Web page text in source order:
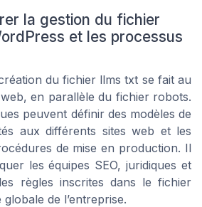
la gestion du fichier
et les processus
du fichier llms txt se fait au
en parallèle du fichier robots.
peuvent définir des modèles de
aux différents sites web et les
de mise en production. Il
les équipes SEO, juridiques et
règles inscrites dans le fichier
de l’entreprise.